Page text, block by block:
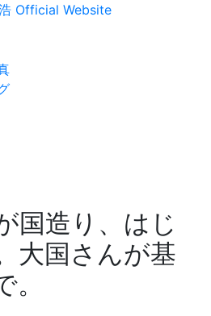
Official Website
国造り、はじ
大国さんが基